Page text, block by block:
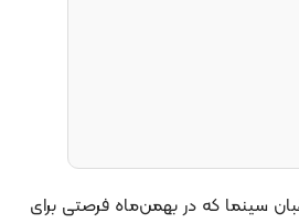
سینما که در بهمن‌ماه فرصتی برای